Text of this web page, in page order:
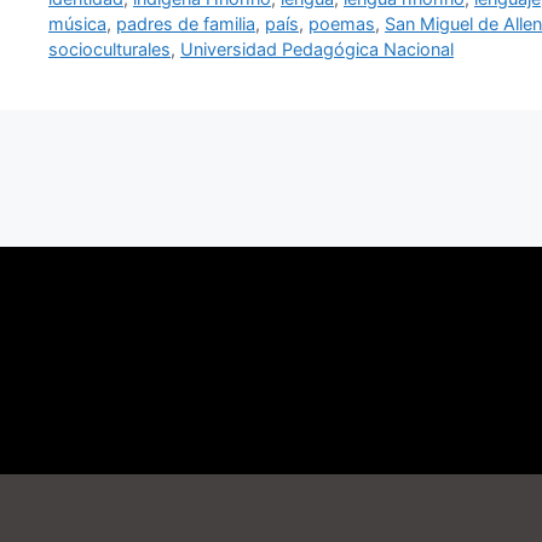
música, padres de familia, país, poemas, San Miguel de
socioculturales, Universidad Pedagógica Nacional